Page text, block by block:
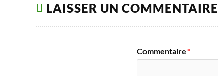
LAISSER UN COMMENTAIRE
Commentaire*